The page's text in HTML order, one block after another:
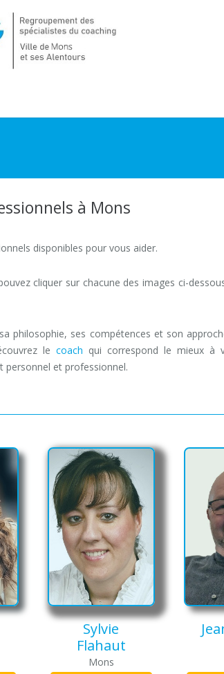
à Mons
disponibles pour vous aider.
cliquer sur chacune des images ci-
philosophie, ses compétences et son
le coach qui correspond le mieux à
personnel et professionnel.
Sylvie
Flahaut
Mons